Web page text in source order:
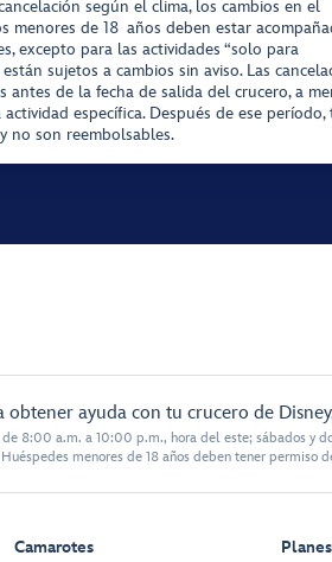
según el clima, los cambios en el
menores de 18 años deben estar
excepto para las actividades “solo para
sujetos a cambios sin aviso. Las
antes de la fecha de salida del crucero, a
específica. Después de ese período,
no son reembolsables.
obtener ayuda con tu crucero de
de 8:00 a.m. a 10:00 p.m., hora del este; sábados y
Huéspedes menores de 18 años deben tener permiso
Camarotes